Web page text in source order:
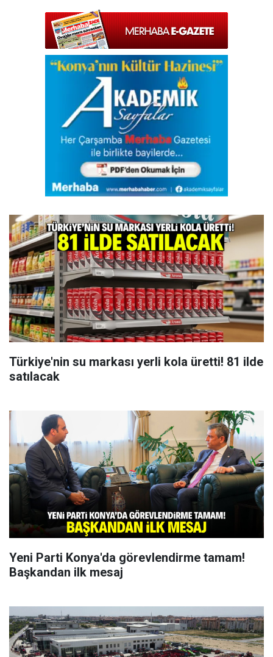
Türkiye'nin su markası yerli kola üretti! 81 ilde
satılacak
Yeni Parti Konya'da görevlendirme tamam!
Başkandan ilk mesaj